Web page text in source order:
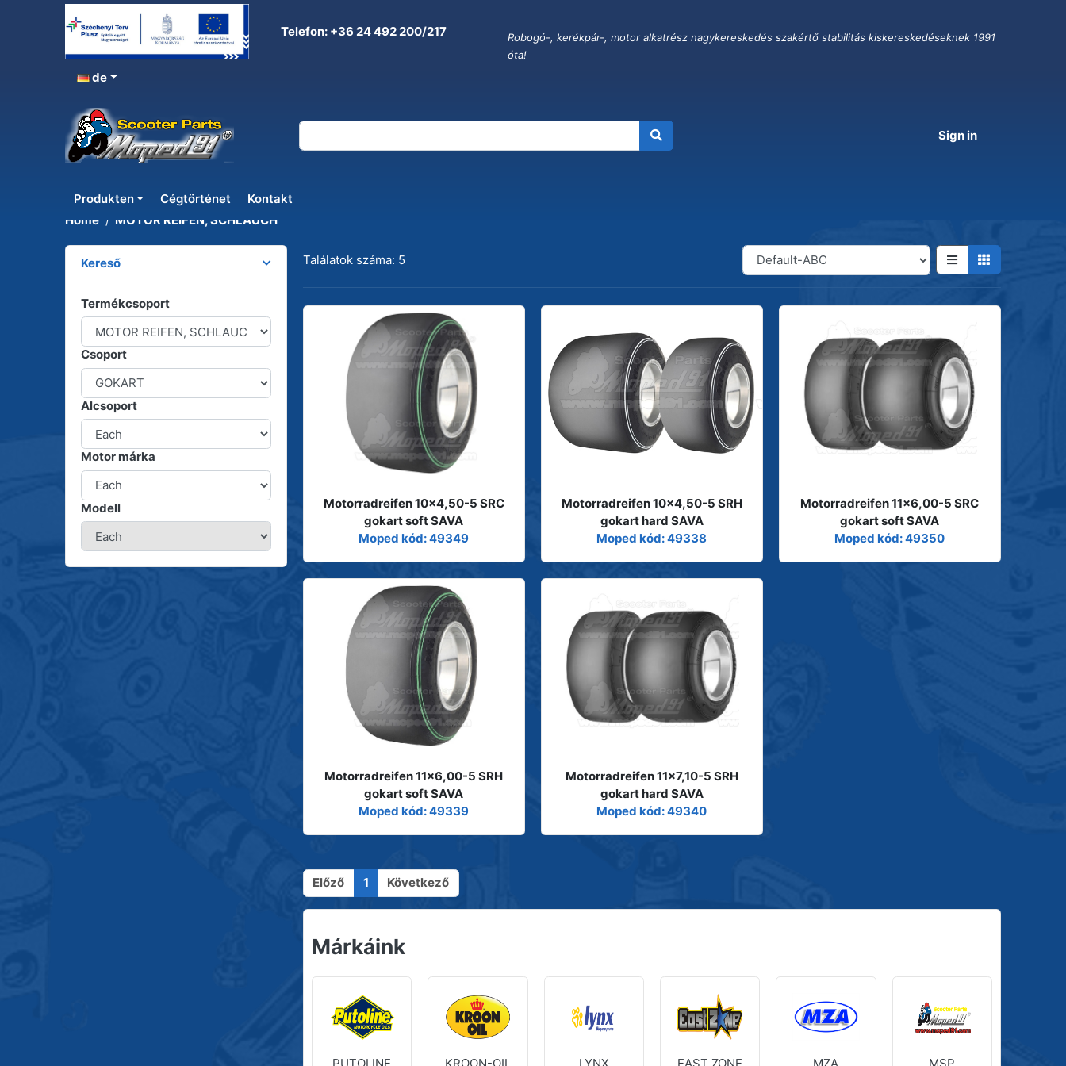
Telefon: +36 24 492 200/217
de
Robogó-, kerékpár-, motor alkatrész nagykereskedés szakértő stabilitás kiskereskedéseknek 1991
óta!
Sign in
Produkten Cégtörténet Kontakt
MOTOR REIFEN, SCHLAUCH
Home MOTOR REIFEN, SCHLAUCH
Kereső
Termékcsoport
Csoport
Alcsoport
Motor márka
Modell
Találatok száma: 5
Motorradreifen 10x4,50-5 SRC
gokart soft SAVA
Moped kód: 49349
Motorradreifen 10x4,50-5 SRH
gokart hard SAVA
Moped kód: 49338
Motorradreifen 11x6,00-5 SRC
gokart soft SAVA
Moped kód: 49350
Motorradreifen 11x6,00-5 SRH
gokart soft SAVA
Moped kód: 49339
Motorradreifen 11x7,10-5 SRH
gokart hard SAVA
Moped kód: 49340
Előző 1 Következő
Márkáink